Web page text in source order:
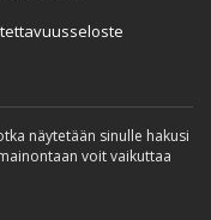
näytetään sinulle hakusi
voit vaikuttaa